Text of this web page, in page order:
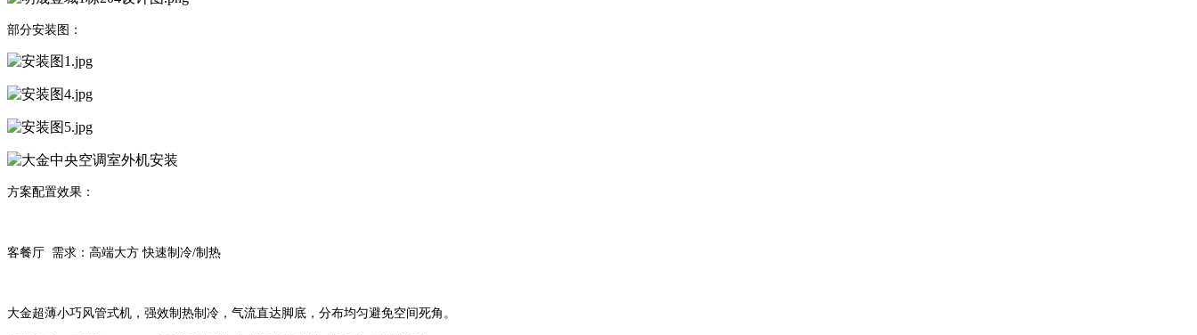
部分安装图：
方案配置效果：
客餐厅 需求：高端大方 快速制冷/制热
大金超薄小巧风管式机，强效制热制冷，气流直达脚底，分布均匀避免空间死角。